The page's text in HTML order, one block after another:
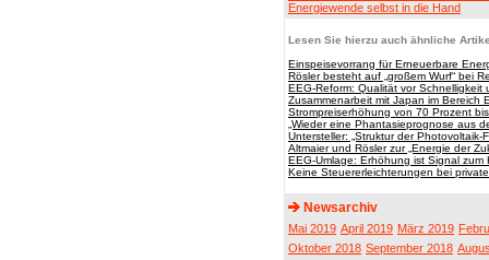
Energiewende selbst in die Hand
Lesen Sie hierzu auch ähnliche
Einspeisevorrang für Erneuerbare
Rösler besteht auf „großem Wurf“ bei
EEG-Reform: Qualität vor Schnelligkeit
Zusammenarbeit mit Japan im Bereich
Strompreiserhöhung von 70 Prozent
„Wieder eine Phantasieprognose aus
Untersteller: „Struktur der
Altmaier und Rösler zur „Energie der
EEG-Umlage: Erhöhung ist Signal zum
Keine Steuererleichterungen bei
Newsarchiv
Mai 2019 April 2019 März 2019
Oktober 2018 September 2018